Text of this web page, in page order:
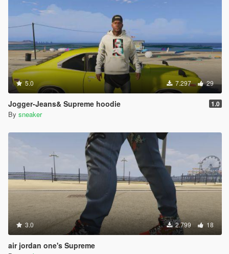
5.0 7.297 29
Jogger-Jeans& Supreme hoodie 1.0
By sneaker
3.0 2.799 18
air jordan one's Supreme